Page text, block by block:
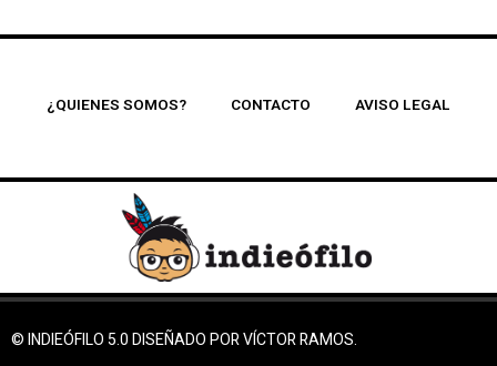
¿QUIENES SOMOS? CONTACTO AVISO LEGAL
© INDIEÓFILO 5.0 DISEÑADO POR VÍCTOR RAMOS.